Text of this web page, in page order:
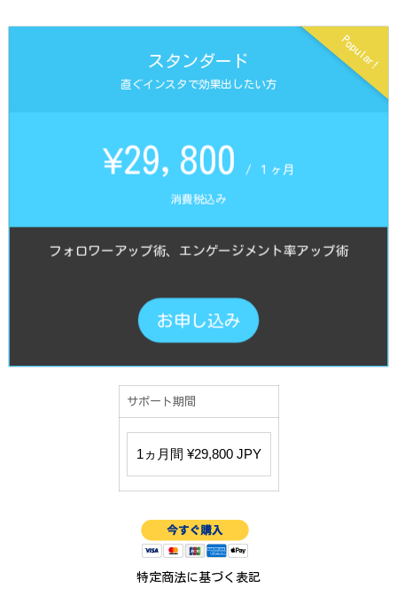
スタンダード
直ぐインスタで効果出したい方
¥29,800 / １ヶ月
消費税込み
フォロワーアップ術、エンゲージメント率アップ術
お申し込み
Popular!
サポート期間
特定商法に基づく表記